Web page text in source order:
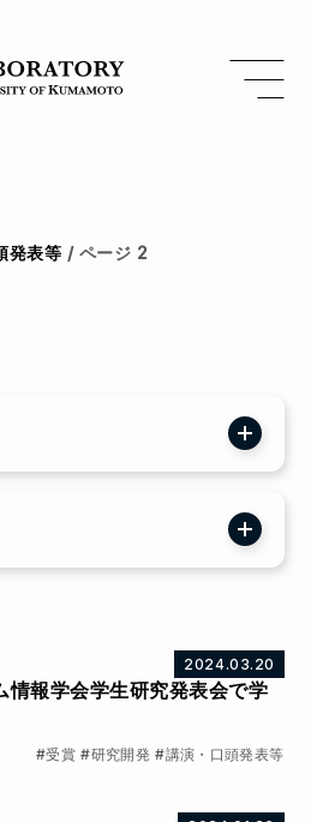
発表等 / ページ 2
作品等
2024.03.20
報学会学生研究発表会で学
受賞 研究開発 講演・口頭発表等